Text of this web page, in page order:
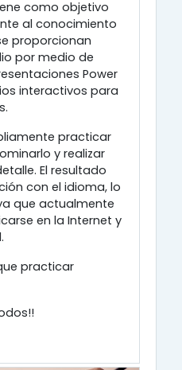
como objetivo
al conocimiento
proporcionan
por medio de
Power
interactivos para
practicar
y realizar
El resultado
con el idioma, lo
que actualmente
en la Internet y
practicar